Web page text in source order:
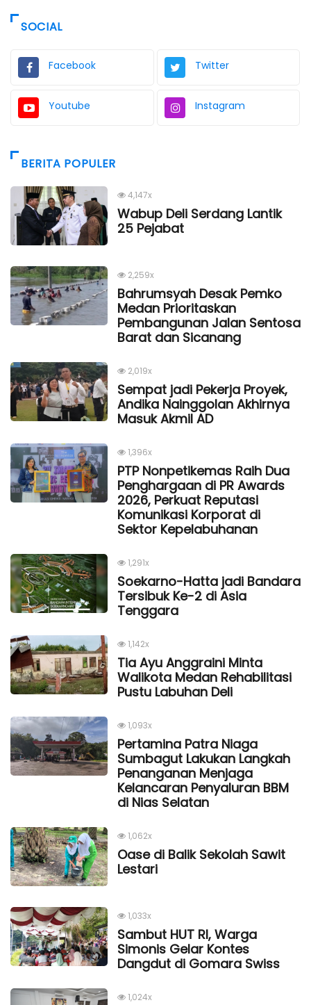
SOCIAL
Facebook Twitter
Youtube Instagram
BERITA POPULER
4,147x
Wabup Deli Serdang Lantik
25 Pejabat
2,259x
Bahrumsyah Desak Pemko
Medan Prioritaskan
Pembangunan Jalan Sentosa
Barat dan Sicanang
2,019x
Sempat jadi Pekerja Proyek,
Andika Nainggolan Akhirnya
Masuk Akmil AD
1,396x
PTP Nonpetikemas Raih Dua
Penghargaan di PR Awards
2026, Perkuat Reputasi
Komunikasi Korporat di
Sektor Kepelabuhanan
1,291x
Soekarno-Hatta jadi Bandara
Tersibuk Ke-2 di Asia
Tenggara
1,142x
Tia Ayu Anggraini Minta
Walikota Medan Rehabilitasi
Pustu Labuhan Deli
1,093x
Pertamina Patra Niaga
Sumbagut Lakukan Langkah
Penanganan Menjaga
Kelancaran Penyaluran BBM
di Nias Selatan
1,062x
Oase di Balik Sekolah Sawit
Lestari
1,033x
Sambut HUT RI, Warga
Simonis Gelar Kontes
Dangdut di Gomara Swiss
1,024x